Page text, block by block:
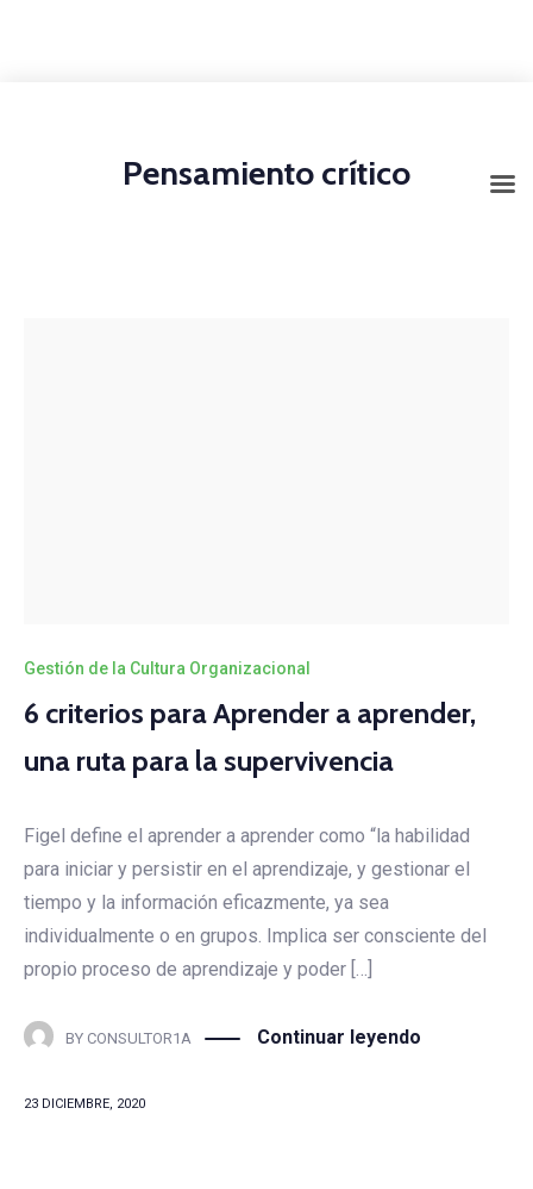
Pensamiento crítico
Gestión de la Cultura Organizacional
6 criterios para Aprender a aprender,
una ruta para la supervivencia
Figel define el aprender a aprender como “la habilidad
para iniciar y persistir en el aprendizaje, y gestionar el
tiempo y la información eficazmente, ya sea
individualmente o en grupos. Implica ser consciente del
propio proceso de aprendizaje y poder […]
BY CONSULTOR1A Continuar leyendo
23 DICIEMBRE, 2020